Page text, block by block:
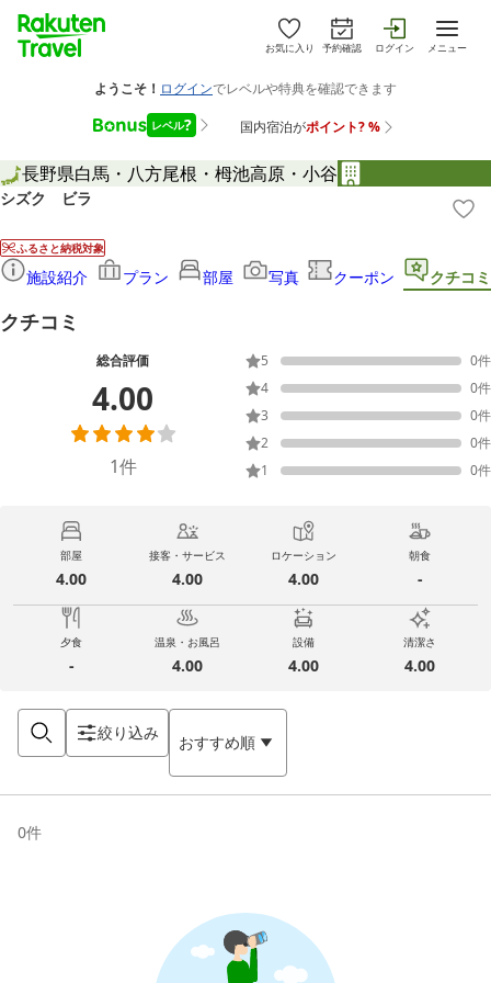
お気に入り 予約確認 ログイン メニュー
長野県白馬・八方尾根・栂池高原・小谷
シズク ビラ
ふるさと納税対象
施設紹介 プラン 部屋 写真 クーポン クチコミ
クチコミ
総合評価
4.00
1件
5 0件
4
0件
3
0件
2
0件
1
0件
部屋
4.00
接客・サービス
4.00
ロケーション
4.00
朝食
-
夕食
-
温泉・お風呂
4.00
設備
4.00
清潔さ
4.00
絞り込み おすすめ順
0件